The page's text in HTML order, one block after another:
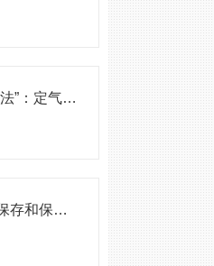
实验室手套箱选型“三步法”：定气氛、定压差、定配件
有机玻璃静态箱在种子保存和保护中的作用分析